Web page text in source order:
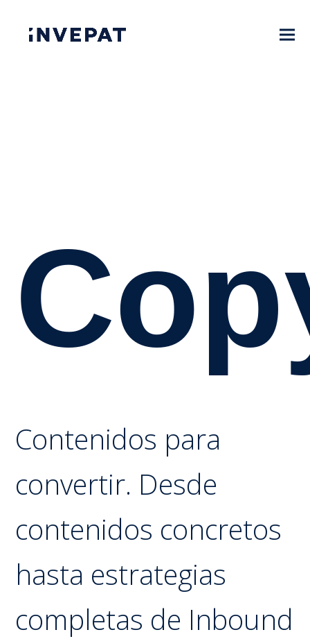
Contenidos para
convertir. Desde
contenidos concretos
hasta estrategias
completas de Inbound